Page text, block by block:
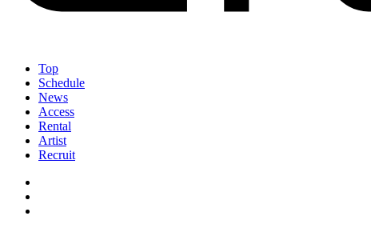
Top
Schedule
News
Access
Rental
Artist
Recruit